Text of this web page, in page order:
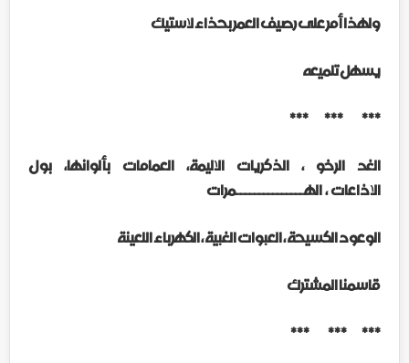
ولهذا أمر على رصيف العمر بحذاء لاستيك
يسهل تلميعه
*** *** ***
الغد الرخو ، الذكريات الاليمة، العمامات بألوانها، بول
الاذاعات،الهـــــــــــــــمرات
الوعود الكسيحة ، العبوات الغبية ، الكهرباء اللعينة
قاسمنا المشترك
*** *** ***